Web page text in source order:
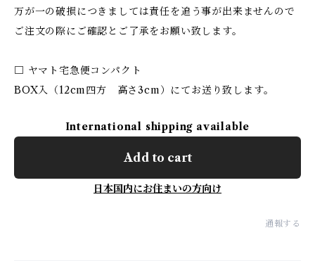
万が一の破損につきましては責任を追う事が出来ませんので
ご注文の際にご確認とご了承をお願い致します。
□ ヤマト宅急便コンパクト
BOX入（12cm四方 高さ3cm）にてお送り致します。
International shipping available
Add to cart
日本国内にお住まいの方向け
通報する